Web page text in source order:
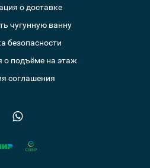
о доставке
чугунную ванну
безопасности
подъёме на этаж
соглашения